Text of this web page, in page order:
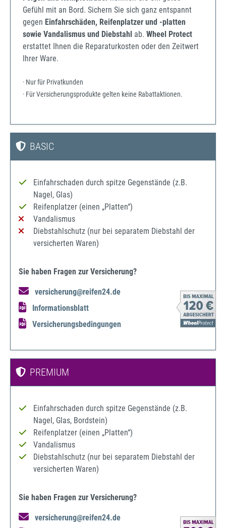
Gefühl mit an Bord. Sichern Sie sich ganz entspannt
gegen Einfahrschäden, Reifenplatzer und -platten
sowie Vandalismus und Diebstahl ab. Wheel Protect
erstattet Ihnen die Reparaturkosten oder den Zeitwert
Ihrer Ware.
· Nur für Privatkunden
· Für Versicherungsprodukte gelten keine Rabattaktionen.
BASIC
Einfahrschaden durch spitze Gegenstände (z.B.
Nagel, Glas)
Reifenplatzer (einen „Platten“)
Vandalismus
Diebstahlschutz (nur bei separatem Diebstahl der
versicherten Waren)
Sie haben Fragen zur Versicherung?
versicherung@reifen24.de
Informationsblatt
Versicherungsbedingungen
PREMIUM
Einfahrschaden durch spitze Gegenstände (z.B.
Nagel, Glas, Bordstein)
Reifenplatzer (einen „Platten“)
Vandalismus
Diebstahlschutz (nur bei separatem Diebstahl der
versicherten Waren)
Sie haben Fragen zur Versicherung?
versicherung@reifen24.de